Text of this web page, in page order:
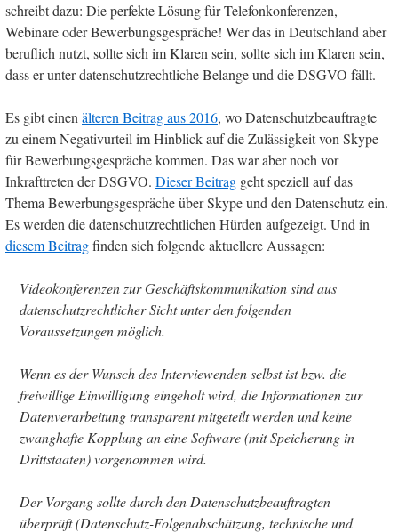
schreibt dazu: Die perfekte Lösung für Telefonkonferenzen,
Webinare oder Bewerbungsgespräche! Wer das in Deutschland aber
beruflich nutzt, sollte sich im Klaren sein, sollte sich im Klaren sein,
dass er unter datenschutzrechtliche Belange und die DSGVO fällt.
Es gibt einenälteren Beitrag aus 2016, wo Datenschutzbeauftragte
zu einem Negativurteil im Hinblick auf die Zulässigkeit von Skype
für Bewerbungsgespräche kommen. Das war aber noch vor
Inkrafttreten der DSGVO. Dieser Beitrag geht speziell auf das
Thema Bewerbungsgespräche über Skype und den Datenschutz ein.
Es werden die datenschutzrechtlichen Hürden aufgezeigt. Und in
diesem Beitragfinden sich folgende aktuellere Aussagen:
Videokonferenzen zur Geschäftskommunikation sind aus
datenschutzrechtlicher Sicht unter den folgenden
Voraussetzungen möglich.
Wenn es der Wunsch des Interviewenden selbst ist bzw. die
freiwillige Einwilligung eingeholt wird, die Informationen zur
Datenverarbeitung transparent mitgeteilt werden und keine
zwanghafte Kopplung an eine Software (mit Speicherung in
Drittstaaten) vorgenommen wird.
Der Vorgang sollte durch den Datenschutzbeauftragten
überprüft (Datenschutz-Folgenabschätzung, technische und